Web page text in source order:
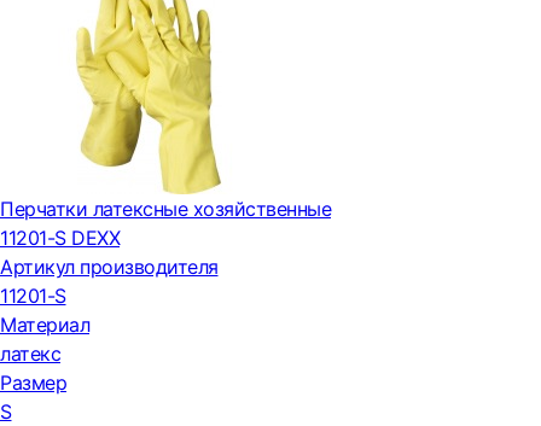
Перчатки латексные хозяйственные
11201-S DEXX
Артикул производителя
11201-S
Материал
латекс
Размер
S